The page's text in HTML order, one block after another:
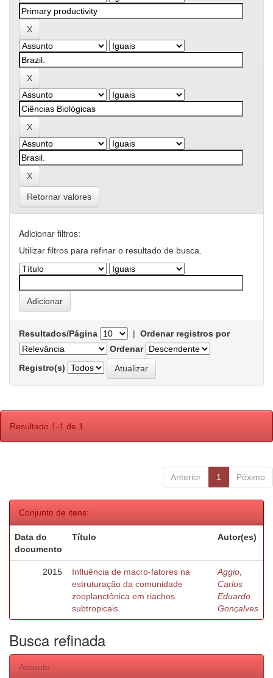
Retornar valores
Adicionar filtros:
Utilizar filtros para refinar o resultado de busca.
Resultados/Página | Ordenar registros por
Ordenar
Registro(s)
Resultado 1-1 de 1.
Anterior 1 Póximo
Conjunto de itens:
Data do
documento
Título Autor(es)
2015
Influência de macro-fatores na
estruturação da comunidade
zooplanctônica em riachos
subtropicais.
Aggio,
Carlos
Eduardo
Gonçalves
Busca refinada
Assunto